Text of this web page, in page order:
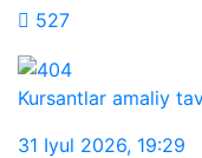
527
Kursantlar amaliy
31 Iyul 2026, 19:29